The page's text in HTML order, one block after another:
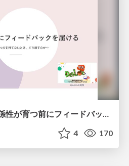
＜DevLOVE関西＞関係性が育つ前にフィードバックを届ける ～関係性が育つのを待てないとき、どう渡すのか～
4 170